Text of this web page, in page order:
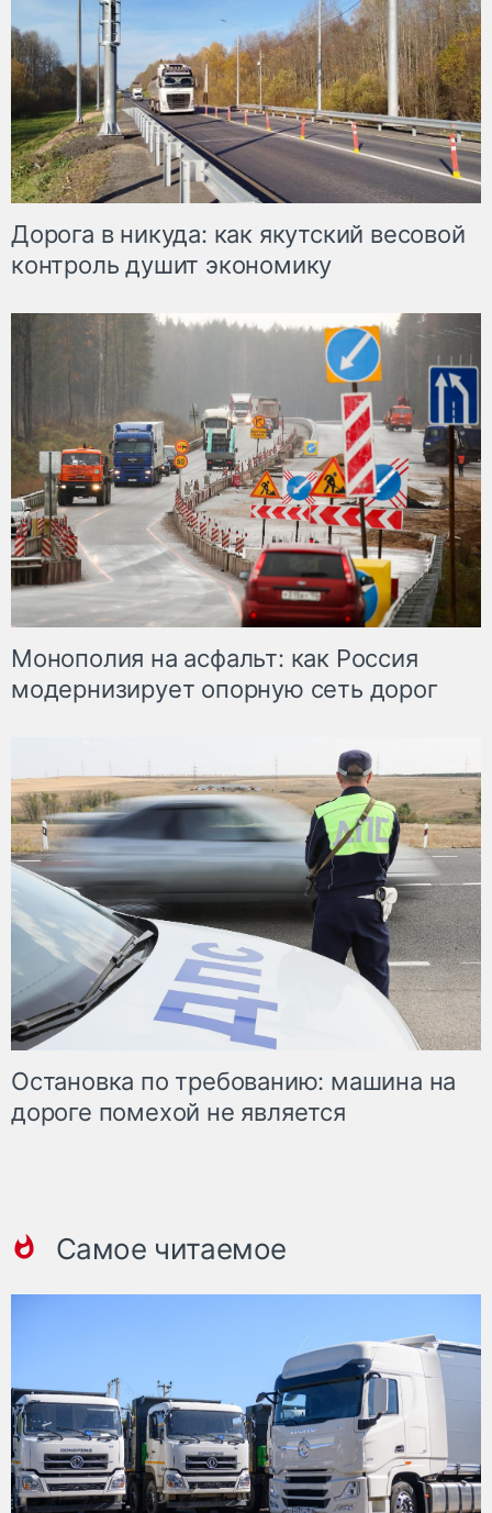
Дорога в никуда: как якутский весовой
контроль душит экономику
Монополия на асфальт: как Россия
модернизирует опорную сеть дорог
Остановка по требованию: машина на
дороге помехой не является
Самое читаемое